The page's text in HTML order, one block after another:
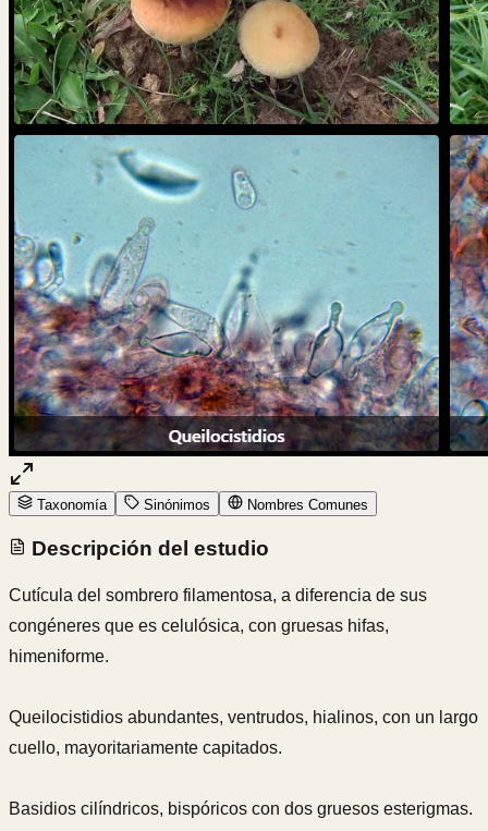
Taxonomía Sinónimos Nombres Comunes
Descripción del estudio
Cutícula del sombrero filamentosa, a diferencia de sus
congéneres que es celulósica, con gruesas hifas,
himeniforme.
Queilocistidios abundantes, ventrudos, hialinos, con un largo
cuello, mayoritariamente capitados.
Basidios cilíndricos, bispóricos con dos gruesos esterigmas.